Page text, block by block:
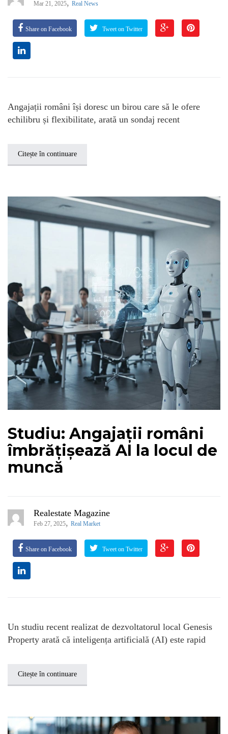
Mar 21, 2025, Real News
Share on Facebook Tweet on Twitter
Angajații români își doresc un birou care să le ofere
echilibru și flexibilitate, arată un sondaj recent
Citește în continuare
Studiu: Angajații români
îmbrățișează AI la locul de
muncă
Realestate Magazine
Feb 27, 2025, Real Market
Share on Facebook Tweet on Twitter
Un studiu recent realizat de dezvoltatorul local Genesis
Property arată că inteligența artificială (AI) este rapid
Citește în continuare